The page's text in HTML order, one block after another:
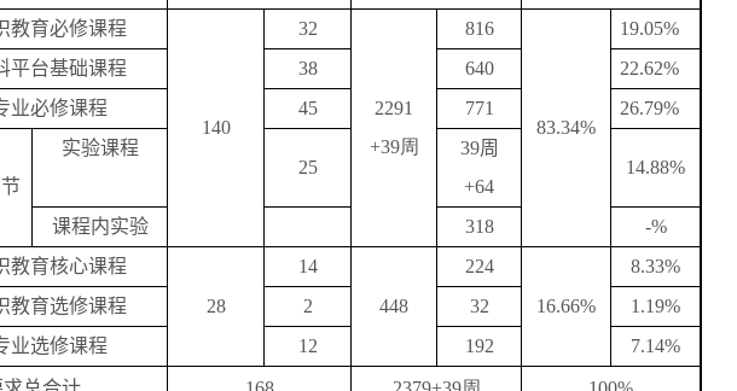
教育必修课程
140
32
2291
+39周
816
83.34%
19.05%
平台基础课程
38 640
22.62%
业必修课程
45 771 26.79%
实验课程
25
39周
+64
14.88%
课程内实验 318 -%
教育核心课程
28
14
448
224
16.66%
8.33%
教育选修课程
2 32
1.19%
业选修课程
12 192 7.14%